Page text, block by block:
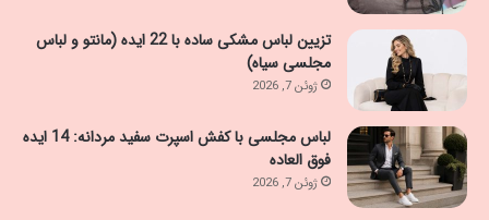
تزیین لباس مشکی ساده با 22 ایده (مانتو و لباس
مجلسی سیاه)
ژوئن 7, 2026
لباس مجلسی با کفش اسپرت سفید مردانه: 14 ایده
فوق العاده
ژوئن 7, 2026